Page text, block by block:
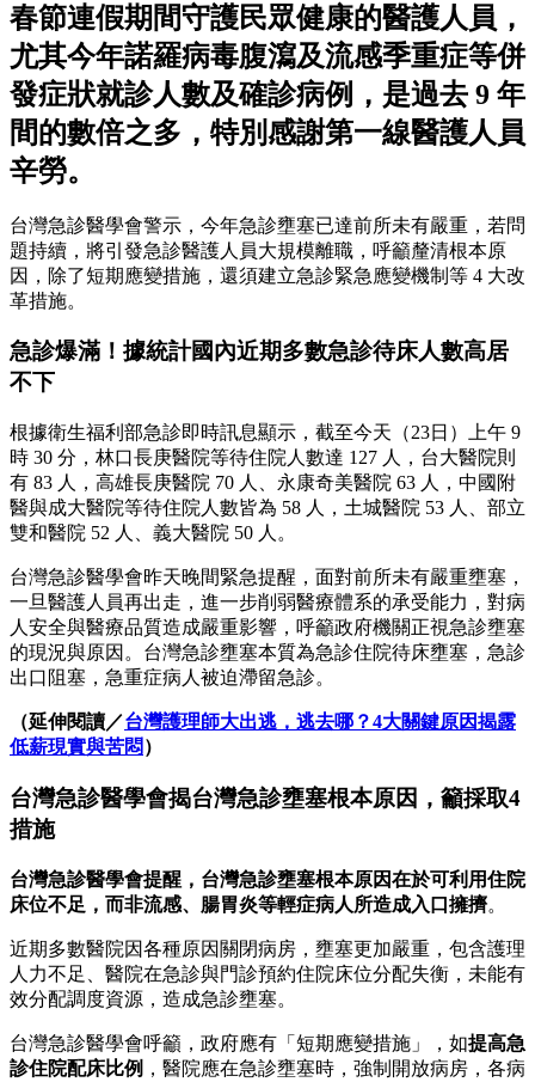
春節連假期間守護民眾健康的醫護人員，
尤其今年諾羅病毒腹瀉及流感季重症等併
發症狀就診人數及確診病例，是過去 9 年
間的數倍之多，特別感謝第一線醫護人員
辛勞。
台灣急診醫學會警示，今年急診壅塞已達前所未有嚴重，若問
題持續，將引發急診醫護人員大規模離職，呼籲釐清根本原
因，除了短期應變措施，還須建立急診緊急應變機制等 4 大改
革措施。
急診爆滿！據統計國內近期多數急診待床人數高居
不下
根據衛生福利部急診即時訊息顯示，截至今天（23日）上午 9
時 30 分，林口長庚醫院等待住院人數達 127 人，台大醫院則
有 83 人，高雄長庚醫院 70 人、永康奇美醫院 63 人，中國附
醫與成大醫院等待住院人數皆為 58 人，土城醫院 53 人、部立
雙和醫院 52 人、義大醫院 50 人。
台灣急診醫學會昨天晚間緊急提醒，面對前所未有嚴重壅塞，
一旦醫護人員再出走，進一步削弱醫療體系的承受能力，對病
人安全與醫療品質造成嚴重影響，呼籲政府機關正視急診壅塞
的現況與原因。台灣急診壅塞本質為急診住院待床壅塞，急診
出口阻塞，急重症病人被迫滯留急診。
（延伸閱讀／台灣護理師大出逃，逃去哪？4大關鍵原因揭露
低薪現實與苦悶 ）
台灣急診醫學會揭台灣急診壅塞根本原因，籲採取4
措施
台灣急診醫學會提醒，台灣急診壅塞根本原因在於可利用住院
床位不足，而非流感、腸胃炎等輕症病人所造成入口擁擠。
近期多數醫院因各種原因關閉病房，壅塞更加嚴重，包含護理
人力不足、醫院在急診與門診預約住院床位分配失衡，未能有
效分配調度資源，造成急診壅塞。
台灣急診醫學會呼籲，政府應有「短期應變措施」，如提高急
診住院配床比例 ，醫院應在急診壅塞時，強制開放病房，各病